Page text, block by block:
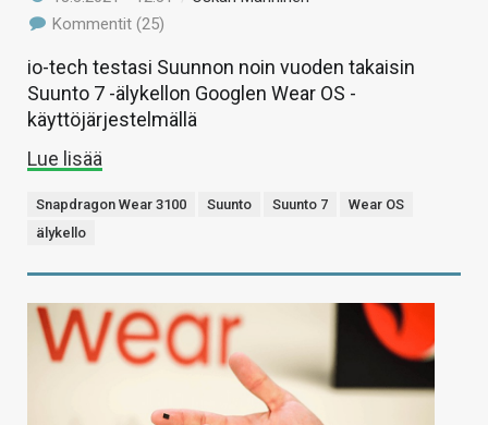
Kommentit (25)
io-tech testasi Suunnon noin vuoden takaisin
Suunto 7 -älykellon Googlen Wear OS -
käyttöjärjestelmällä
Lue lisää
Snapdragon Wear 3100 Suunto Suunto 7
Wear OS
älykello